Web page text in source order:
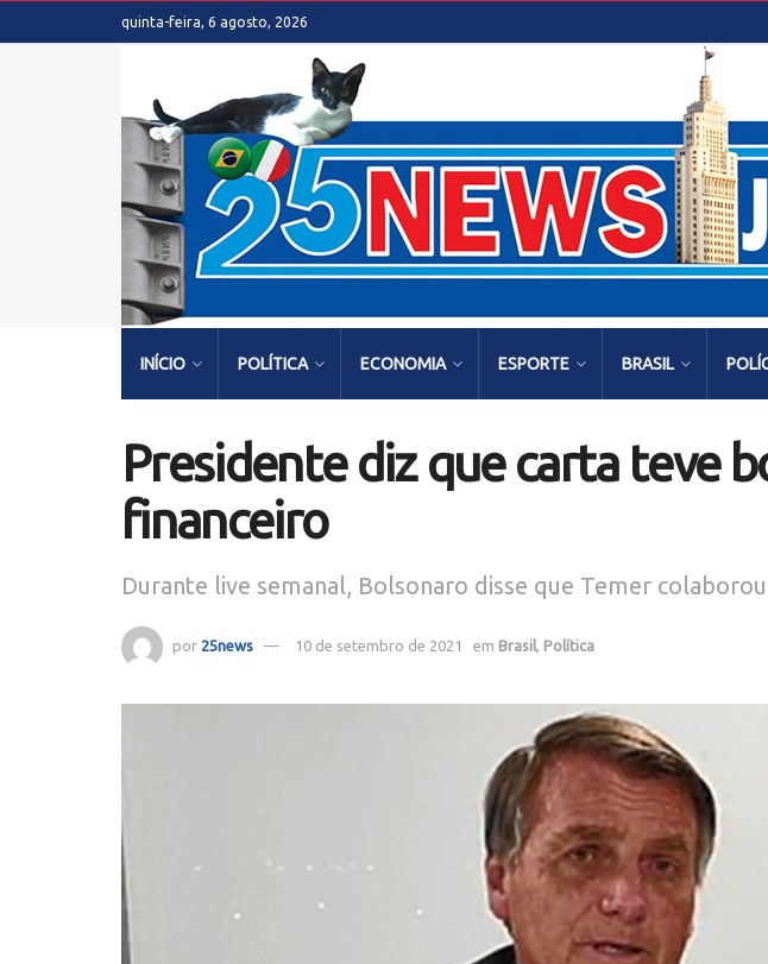
quinta-feira, 6 agosto, 2026
INÍCIO POLÍTICA ECONOMIA ESPORTE BRASIL
Presidente diz que carta teve
financeiro
Durante live semanal, Bolsonaro disse que Temer
por 25news 10 de setembro de 2021 em Brasil Política